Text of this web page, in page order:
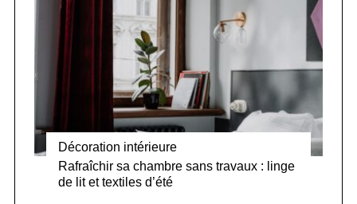
Décoration intérieure
Rafraîchir sa chambre sans travaux : linge
de lit et textiles d’été